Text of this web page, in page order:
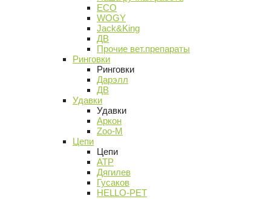
ECO
WOGY
Jack&King
ДВ
Прочие вет.препараты
Ринговки
Ринговки
Дарэлл
ДВ
Удавки
Удавки
Аркон
Zoo-M
Цепи
Цепи
АТР
Дягилев
Гусаков
HELLO-PET